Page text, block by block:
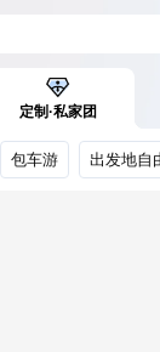
定制·私家团
包车游 出发地自